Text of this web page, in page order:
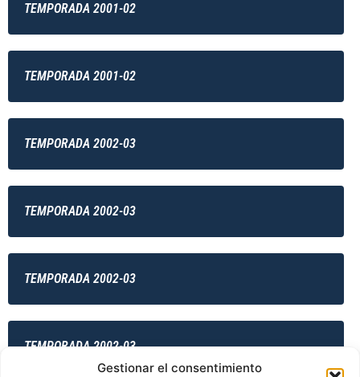
Gestionar el consentimiento
TEMPORADA 2001-02
TEMPORADA 2001-02
TEMPORADA 2002-03
TEMPORADA 2002-03
TEMPORADA 2002-03
TEMPORADA 2002-03